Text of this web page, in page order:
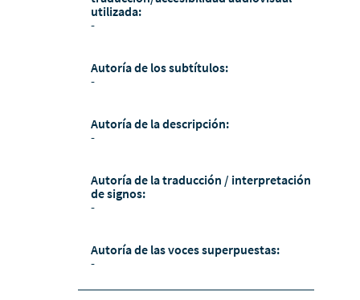
utilizada:
-
Autoría de los subtítulos:
-
Autoría de la descripción:
-
Autoría de la traducción / interpretación
de signos:
-
Autoría de las voces superpuestas:
-